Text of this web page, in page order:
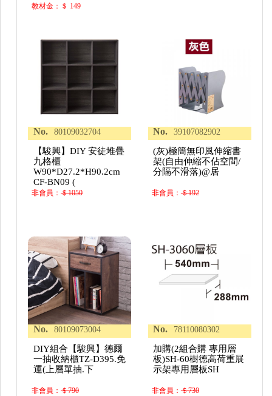
教材金：＄ 149
No. 80109032704
【駿興】DIY 安徒堆疊
九格櫃
W90*D27.2*H90.2cm
CF-BN09 (
非會員：＄1050
No. 39107082902
(灰)極簡無印風伸縮書
架(自由伸縮不佔空間/
分隔不滑落)@居
非會員：＄192
No. 80109073004
DIY組合【駿興】德爾
一抽收納櫃TZ-D395.免
運(上層單抽.下
非會員：＄790
No. 78110080302
加購(2組合購 專用層
板)SH-60樹德高荷重展
示架專用層板SH
非會員：＄730